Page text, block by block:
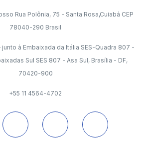
Rua Polônia, 75 - Santa Rosa,Cuiabá CEP
78040-290 Brasil
à Embaixada da Itália SES-Quadra 807 -
Sul SES 807 - Asa Sul, Brasília - DF,
70420-900
+55 11 4564-4702